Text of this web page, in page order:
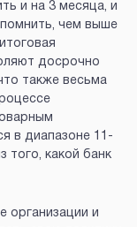
и на 3 месяца, и
чем выше
досрочно
также весьма
в диапазоне 11-
того, какой банк
организации и